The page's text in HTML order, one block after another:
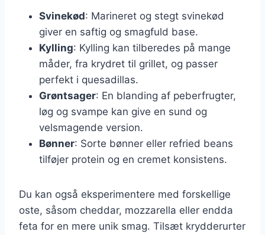
Svinekød: Marineret og stegt svinekød
giver en saftig og smagfuld base.
Kylling: Kylling kan tilberedes på mange
måder, fra krydret til grillet, og passer
perfekt i quesadillas.
Grøntsager: En blanding af peberfrugter,
løg og svampe kan give en sund og
velsmagende version.
Bønner: Sorte bønner eller refried beans
tilføjer protein og en cremet konsistens.
Du kan også eksperimentere med forskellige
oste, såsom cheddar, mozzarella eller endda
feta for en mere unik smag. Tilsæt krydderurter